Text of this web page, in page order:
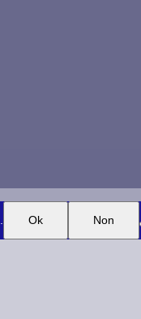
Ok Non